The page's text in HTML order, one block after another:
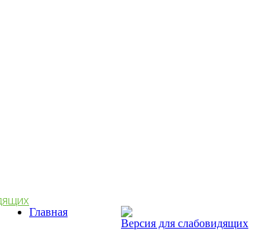
Версия для слабовидящих
Главная